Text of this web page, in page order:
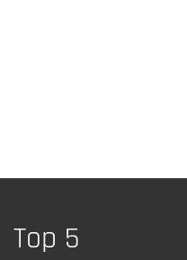
Top 5